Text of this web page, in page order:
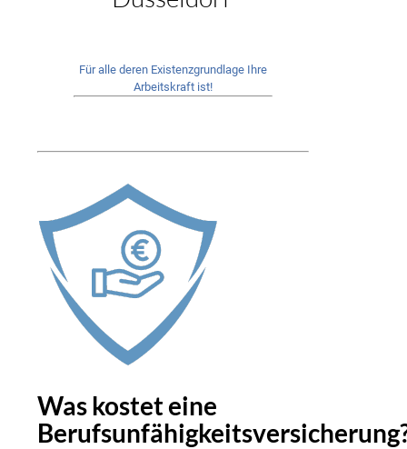
Für alle deren Existenzgrundlage Ihre
Arbeitskraft ist!
Was kostet eine